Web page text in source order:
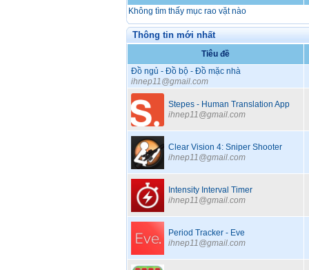
Không tìm thấy mục rao vặt nào
Thông tin mới nhất
Tiêu đề
Đồ ngủ - Đồ bộ - Đồ mặc nhà
ihnep11@gmail.com
Stepes - Human Translation App
ihnep11@gmail.com
Clear Vision 4: Sniper Shooter
ihnep11@gmail.com
Intensity Interval Timer
ihnep11@gmail.com
Period Tracker - Eve
ihnep11@gmail.com